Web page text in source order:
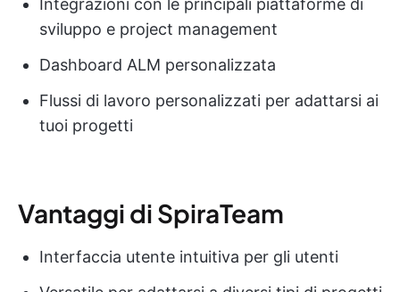
Integrazioni con le principali piattaforme di
sviluppo e project management
Dashboard ALM personalizzata
Flussi di lavoro personalizzati per adattarsi ai
tuoi progetti
Vantaggi di SpiraTeam
Interfaccia utente intuitiva per gli utenti